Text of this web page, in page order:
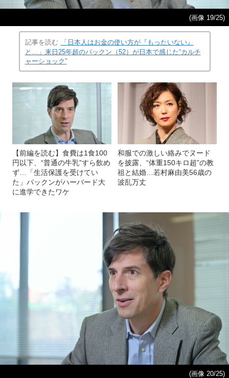
(画像 19/25)
記事を読む
「日本人はお金の使い方が『もったいない』
と…」来日25年超のパックン（52）が日本で感じた“カルチ
ャーショック”
【前編を読む】食費は1食100
円以下、“普通の牛乳”すら飲め
ず…「生活保護を受けてい
た」パックンがハーバード大
に進学できたワケ
和服での激しい絡みでヌード
を披露、“体重150キロ超”の教
祖と結婚…若村麻由美56歳の
波乱万丈
(画像 20/25)